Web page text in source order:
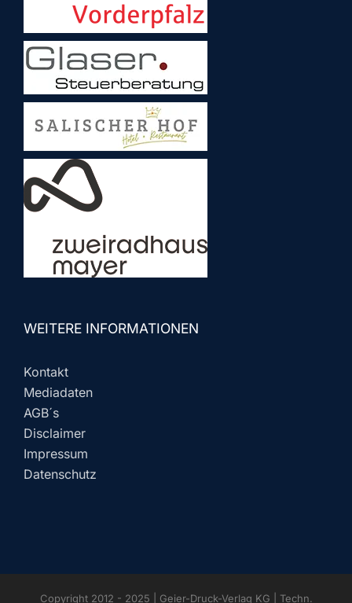
WEITERE INFORMATIONEN
Kontakt
Mediadaten
AGB´s
Disclaimer
Impressum
Datenschutz
Copyright 2012 - 2025 | Geier-Druck-Verlag KG | Techn.